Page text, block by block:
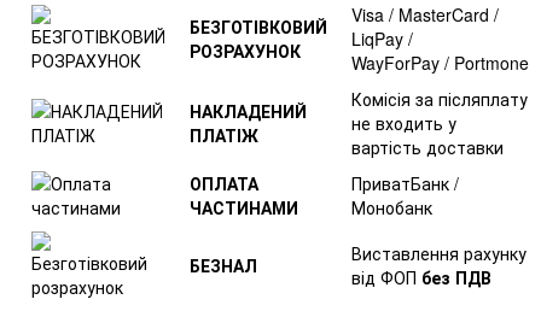
БЕЗГОТІВКОВИЙ
РОЗРАХУНОК
Visa / MasterCard /
LiqPay /
WayForPay / Portmone
НАКЛАДЕНИЙ
ПЛАТІЖ
Комісія за післяплату
не входить у
вартість доставки
ОПЛАТА
ЧАСТИНАМИ
ПриватБанк /
Монобанк
БЕЗНАЛ
Виставлення рахунку
від ФОП без ПДВ